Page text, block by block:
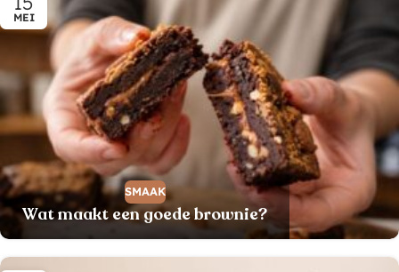
MEI
SMAAK
Wat maakt een goede brownie?